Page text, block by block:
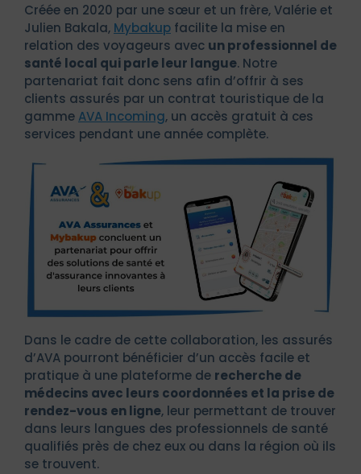
Créée en 2020 par une sœur et un frère, Valérie et
Julien Bakala, Mybakup facilite la mise en
relation des voyageurs avec un professionnel de
santé local qui parle leur langue. Notre
partenariat fait donc sens afin d’offrir à ses
clients assurés par un contrat touristique de la
gamme AVA Incoming, un accès gratuit à ces
services pendant une année complète.
Dans le cadre de cette collaboration, les assurés
d’AVA pourront bénéficier d’un accès facile et
pratique à une plateforme de recherche de
médecins avec leurs coordonnées et la prise de
rendez-vous en ligne, leur permettant de trouver
dans leurs langues des professionnels de santé
qualifiés près de chez eux ou dans la région où ils
se trouvent.